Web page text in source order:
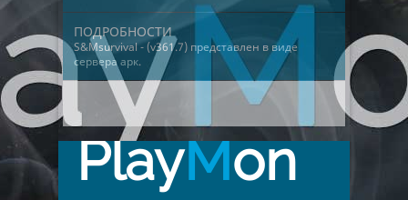
ПОДРОБНОСТИ
S&Msurvival - (v361.7) представлен в виде
сервера арк.
PlayMon